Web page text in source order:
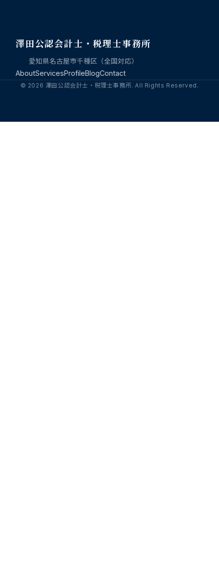
澤田公認会計士・税理士事務所
愛知県名古屋市千種区（全国対応）
AboutServicesProfileBlogContact
© 2026 澤田公認会計士・税理士事務所. All Rights Reserved.